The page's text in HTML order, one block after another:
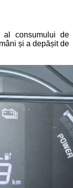
al consumului de
și a depășit de